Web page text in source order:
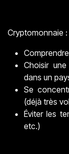
Cryptomonnaie :
Choisir
dans un
Se
(déjà très
Éviter les
etc.)